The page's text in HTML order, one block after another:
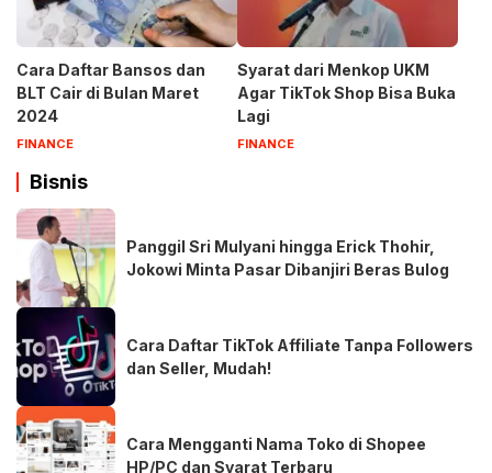
Cara Daftar Bansos dan
BLT Cair di Bulan Maret
2024
FINANCE
Syarat dari Menkop UKM
Agar TikTok Shop Bisa Buka
Lagi
FINANCE
Bisnis
Panggil Sri Mulyani hingga Erick Thohir,
Jokowi Minta Pasar Dibanjiri Beras Bulog
Cara Daftar TikTok Affiliate Tanpa Followers
dan Seller, Mudah!
Cara Mengganti Nama Toko di Shopee
HP/PC dan Syarat Terbaru